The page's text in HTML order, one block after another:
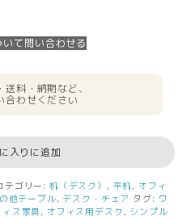
いて問い合わせる
料・納期など、
合わせください
入りに追加
テゴリー: 机（デスク） , 平机 , オフィ
他テーブル, デスク・チェア タグ: ワ
ィス家具 , オフィス用デスク , シンプル